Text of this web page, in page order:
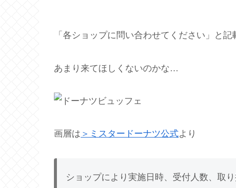
「各ショップに問い合わせてください」と記
あまり来てほしくないのかな…
画層は ＞ミスタードーナツ公式より
ショップにより実施日時、受付人数、取り